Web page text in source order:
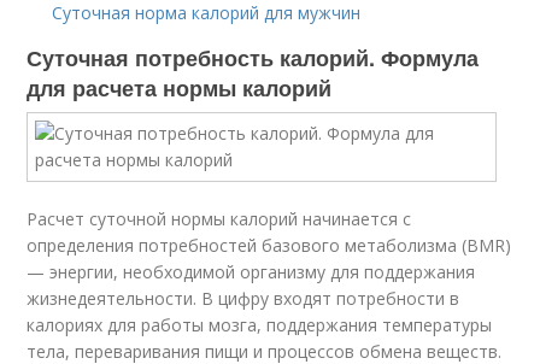
Суточная норма калорий для мужчин
Суточная потребность калорий. Формула
для расчета нормы калорий
Расчет суточной нормы калорий начинается с
определения потребностей базового метаболизма (BMR)
— энергии, необходимой организму для поддержания
жизнедеятельности. В цифру входят потребности в
калориях для работы мозга, поддержания температуры
тела, переваривания пищи и процессов обмена веществ.